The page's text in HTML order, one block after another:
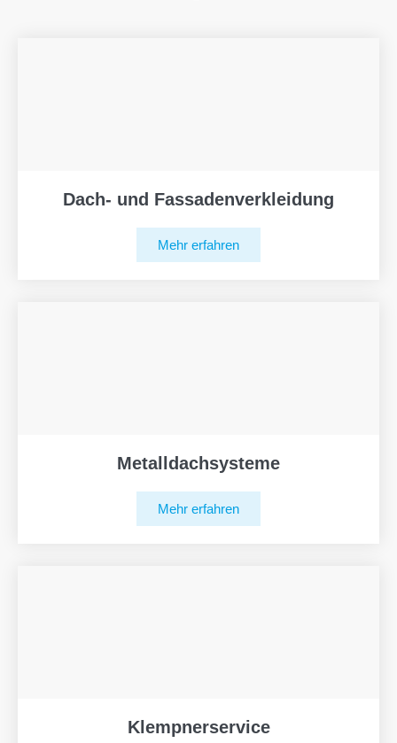
Dach- und Fassadenverkleidung
Mehr erfahren
Metalldachsysteme
Mehr erfahren
Klempnerservice